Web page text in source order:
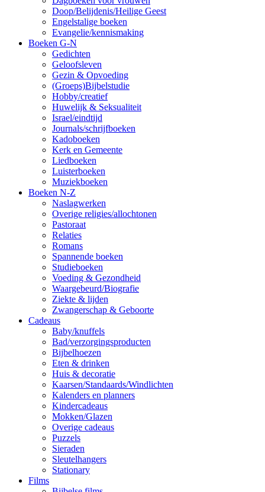
Doop/Belijdenis/Heilige Geest
Engelstalige boeken
Evangelie/kennismaking
Boeken G-N
Gedichten
Geloofsleven
Gezin & Opvoeding
(Groeps)Bijbelstudie
Hobby/creatief
Huwelijk & Seksualiteit
Israel/eindtijd
Journals/schrijfboeken
Kadoboeken
Kerk en Gemeente
Liedboeken
Luisterboeken
Muziekboeken
Boeken N-Z
Naslagwerken
Overige religies/allochtonen
Pastoraat
Relaties
Romans
Spannende boeken
Studieboeken
Voeding & Gezondheid
Waargebeurd/Biografie
Ziekte & lijden
Zwangerschap & Geboorte
Cadeaus
Baby/knuffels
Bad/verzorgingsproducten
Bijbelhoezen
Eten & drinken
Huis & decoratie
Kaarsen/Standaards/Windlichten
Kalenders en planners
Kindercadeaus
Mokken/Glazen
Overige cadeaus
Puzzels
Sieraden
Sleutelhangers
Stationary
Films